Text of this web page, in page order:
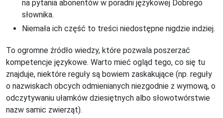
na pytania abonentów w poradni językowej Dobrego
słownika.
Niemała ich część to treści niedostępne nigdzie indziej.
To ogromne źródło wiedzy, które pozwala poszerzać
kompetencje językowe. Warto mieć ogląd tego, co się tu
znajduje, niektóre reguły są bowiem zaskakujące (np. reguły
o nazwiskach obcych odmienianych niezgodnie z wymową, o
odczytywaniu ułamków dziesiętnych albo słowotwórstwie
nazw samic zwierząt).